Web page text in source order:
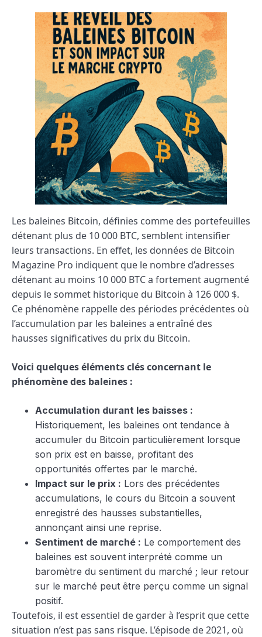
Les baleines Bitcoin, définies comme des portefeuilles
détenant plus de 10 000 BTC, semblent intensifier
leurs transactions. En effet, les données de Bitcoin
Magazine Pro indiquent que le nombre d’adresses
détenant au moins 10 000 BTC a fortement augmenté
depuis le sommet historique du Bitcoin à 126 000 $.
Ce phénomène rappelle des périodes précédentes où
l’accumulation par les baleines a entraîné des
hausses significatives du prix du Bitcoin.
Voici quelques éléments clés concernant le
phénomène des baleines :
Accumulation durant les baisses :
Historiquement, les baleines ont tendance à
accumuler du Bitcoin particulièrement lorsque
son prix est en baisse, profitant des
opportunités offertes par le marché.
Impact sur le prix : Lors des précédentes
accumulations, le cours du Bitcoin a souvent
enregistré des hausses substantielles,
annonçant ainsi une reprise.
Sentiment de marché : Le comportement des
baleines est souvent interprété comme un
baromètre du sentiment du marché ; leur retour
sur le marché peut être perçu comme un signal
positif.
Toutefois, il est essentiel de garder à l’esprit que cette
situation n’est pas sans risque. L’épisode de 2021, où